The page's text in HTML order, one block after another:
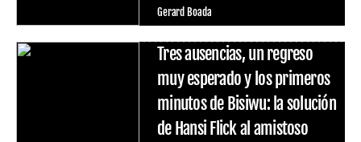
Gerard Boada
Tres ausencias, un regreso
muy esperado y los primeros
minutos de Bisiwu: la solución
de Hansi Flick al amistoso